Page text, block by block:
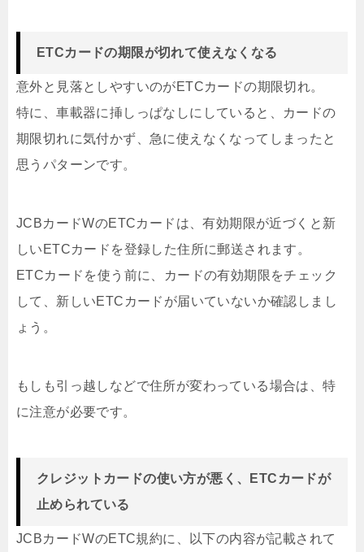
ETCカードの期限が切れて使えなくなる
意外と見落としやすいのがETCカードの期限切れ。
特に、車載器に挿しっぱなしにしていると、カードの
期限切れに気付かず、急に使えなくなってしまったと
思うパターンです。
JCBカードWのETCカードは、有効期限が近づくと新
しいETCカードを登録した住所に郵送されます。
ETCカードを使う前に、カードの有効期限をチェック
して、新しいETCカードが届いていないか確認しまし
ょう。
もしも引っ越しなどで住所が変わっている場合は、特
に注意が必要です。
クレジットカードの使い方が悪く、ETCカードが
止められている
JCBカードWのETC規約に、以下の内容が記載されて